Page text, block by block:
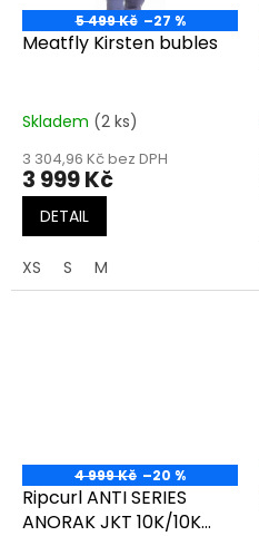
5 499 Kč –27 %
Meatfly Kirsten bubles
Skladem (2 ks)
3 304,96 Kč bez DPH
3 999 Kč
DETAIL
XS S M
4 999 Kč –20 %
Ripcurl ANTI SERIES
ANORAK JKT 10K/10K